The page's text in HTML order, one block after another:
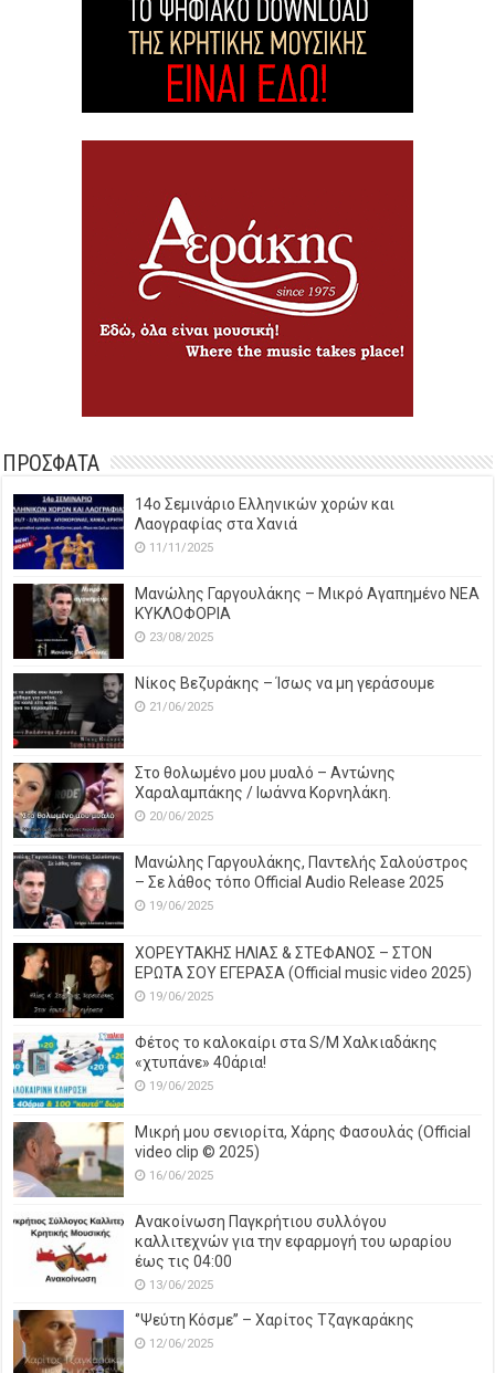
ΠΡΟΣΦΑΤΑ
14o Σεμινάριο Ελληνικών χορών και
Λαογραφίας στα Χανιά
11/11/2025
Μανώλης Γαργουλάκης – Μικρό Αγαπημένο NEΑ
ΚΥΚΛΟΦΟΡΙΑ
23/08/2025
Νίκος Βεζυράκης – Ίσως να μη γεράσουμε
21/06/2025
Στο θολωμένο μου μυαλό – Αντώνης
Χαραλαμπάκης / Ιωάννα Κορνηλάκη.
20/06/2025
Μανώλης Γαργουλάκης, Παντελής Σαλούστρος
– Σε λάθος τόπο Official Audio Release 2025
19/06/2025
ΧΟΡΕΥΤΑΚΗΣ ΗΛΙΑΣ & ΣΤΕΦΑΝΟΣ – ΣΤΟΝ
ΕΡΩΤΑ ΣΟΥ ΕΓΕΡΑΣΑ (Official music video 2025)
19/06/2025
Φέτος το καλοκαίρι στα S/M Χαλκιαδάκης
«χτυπάνε» 40άρια!
19/06/2025
Μικρή μου σενιορίτα, Χάρης Φασουλάς (Official
video clip © 2025)
16/06/2025
Ανακοίνωση Παγκρήτιου συλλόγου
καλλιτεχνών για την εφαρμογή του ωραρίου
έως τις 04:00
13/06/2025
‘’Ψεύτη Κόσμε’’ – Χαρίτος Τζαγκαράκης
12/06/2025